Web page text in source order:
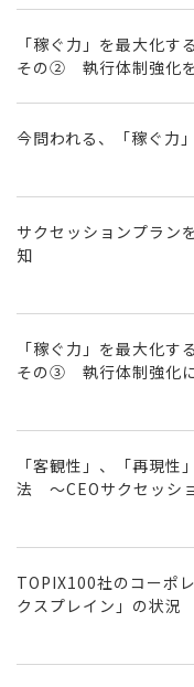
「稼ぐ力」を最大化
その② 執行体制強化
今問われる、「稼ぐ力
サクセッションプラン
知
「稼ぐ力」を最大化
その③ 執行体制強化
「客観性」、「再現
法 ～CEOサクセッシ
TOPIX100社のコーポ
クスプレイン」の状況